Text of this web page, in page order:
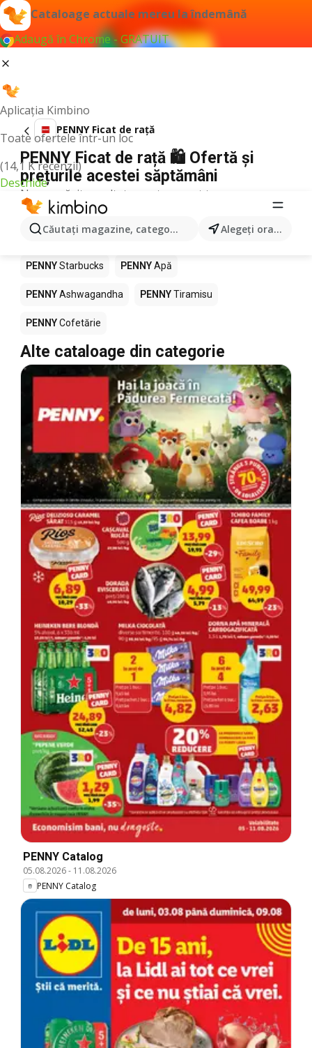
Cataloage actuale mereu la îndemână
Adaugă în Chrome - GRATUIT
Aplicația Kimbino
Toate ofertele într-un loc
(14,1 K recenzii)
Deschide
Căutaţi magazine, categorii, produse... Alegeţi oraşul
PENNY Ficat de rață
PENNY Ficat de rață 🛍️ Ofertă și
prețurile acestei săptămâni
Nu am găsit rezultate pentru acest termen.
Alte produse în magazine PENNY
PENNY Pizza PENNY Mango LEGO
PENNYStarbucks PENNYApă
PENNYAshwagandha PENNYTiramisu
PENNYCofetărie
Alte cataloage din categorie
PENNY Catalog
05.08.2026- 11.08.2026
PENNY Catalog